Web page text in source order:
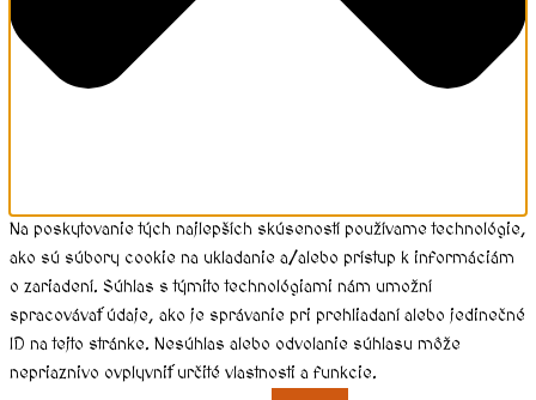
Na poskytovanie tých najlepších skúseností používame technológie,
ako sú súbory cookie na ukladanie a/alebo prístup k informáciám
o zariadení. Súhlas s týmito technológiami nám umožní
spracovávať údaje, ako je správanie pri prehliadaní alebo jedinečné
ID na tejto stránke. Nesúhlas alebo odvolanie súhlasu môže
nepriaznivo ovplyvniť určité vlastnosti a funkcie.